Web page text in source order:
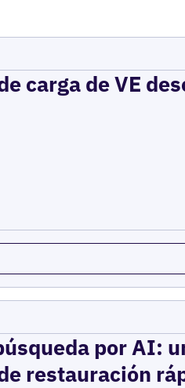
carga de VE
por AI:
restauración